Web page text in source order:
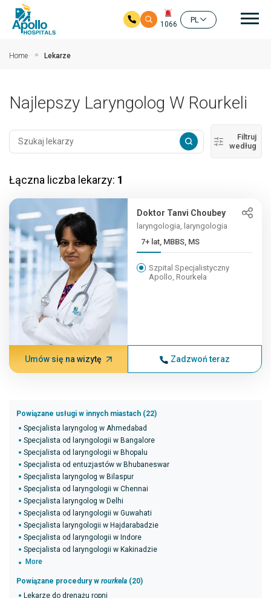
1066
PL
Home Lekarze
Najlepszy Laryngolog W Rourkeli
Filtruj
według
Łączna liczba lekarzy: 1
Doktor Tanvi Choubey
laryngologia, laryngologia
7+ lat, MBBS, MS
Szpital Specjalistyczny
Apollo, Rourkela
Umów się na wizytę Zadzwoń teraz
Powiązane usługi w innych miastach (22)
Specjalista laryngolog w Ahmedabad
Specjalista od laryngologii w Bangalore
Specjalista od laryngologii w Bhopalu
Specjalista od entuzjastów w Bhubaneswar
Specjalista laryngolog w Bilaspur
Specjalista od laryngologii w Chennai
Specjalista laryngolog w Delhi
Specjalista od laryngologii w Guwahati
Specjalista laryngologii w Hajdarabadzie
Specjalista od laryngologii w Indore
Specjalista od laryngologii w Kakinadzie
More
Powiązane procedury w rourkela (20)
Lekarze do drenażu ropni